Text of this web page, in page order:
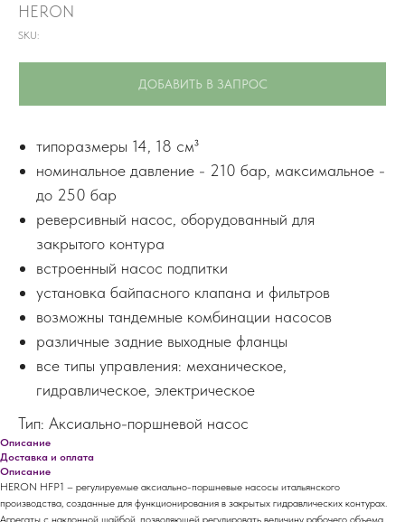
HERON
SKU:
ДОБАВИТЬ В ЗАПРОС
типоразмеры 14, 18 см³
номинальное давление - 210 бар, максимальное -
до 250 бар
реверсивный насос, оборудованный для
закрытого контура
встроенный насос подпитки
установка байпасного клапана и фильтров
возможны тандемные комбинации насосов
различные задние выходные фланцы
все типы управления: механическое,
гидравлическое, электрическое
Тип: Аксиально-поршневой насос
Описание
Доставка и оплата
Описание
HERON HFP1 – регулируемые аксиально-поршневые насосы итальянского
производства, созданные для функционирования в закрытых гидравлических контурах.
Агрегаты с наклонной шайбой, позволяющей регулировать величину рабочего объема,